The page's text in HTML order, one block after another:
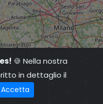
🍪 Nella nostra
in dettaglio il
Accetta